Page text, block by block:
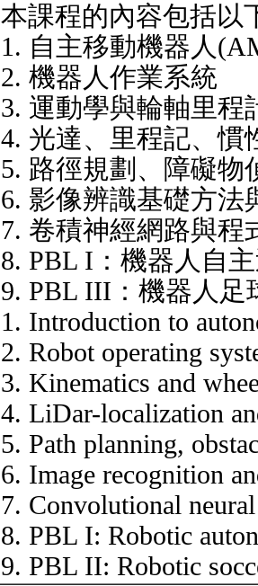
本課程的內容包括以
1. 自主移動機器人
2. 機器人作業系統
3. 運動學與輪軸里程
4. 光達、里程記、慣
5. 路徑規劃、障礙物
6. 影像辨識基礎方法
7. 卷積神經網路與程
8. PBL I：機器人自
9. PBL III：機器人足
1. Introduction to
2. Robot operating
3. Kinematics and
4. LiDar-localization
5. Path planning,
6. Image recognition
7. Convolutional
8. PBL I: Robotic
9. PBL II: Robotic